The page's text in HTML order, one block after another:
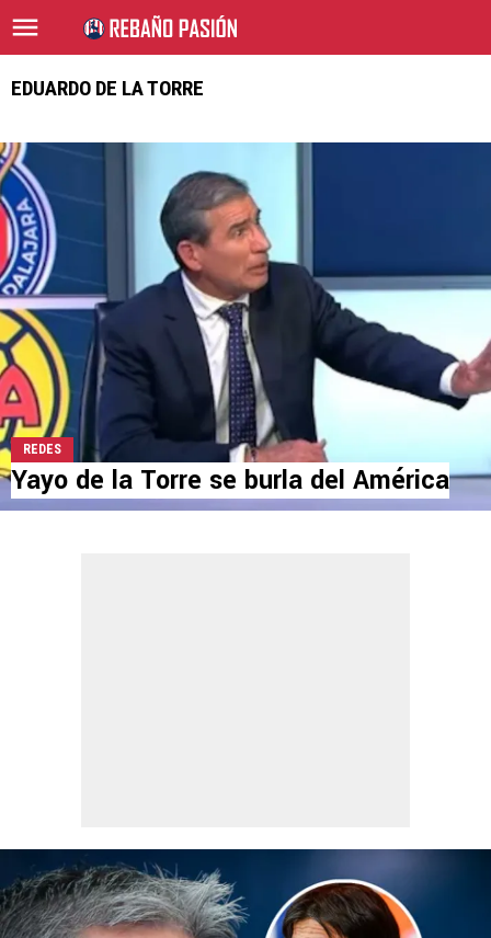
EDUARDO DE LA TORRE
REDES
Yayo de la Torre se burla del América